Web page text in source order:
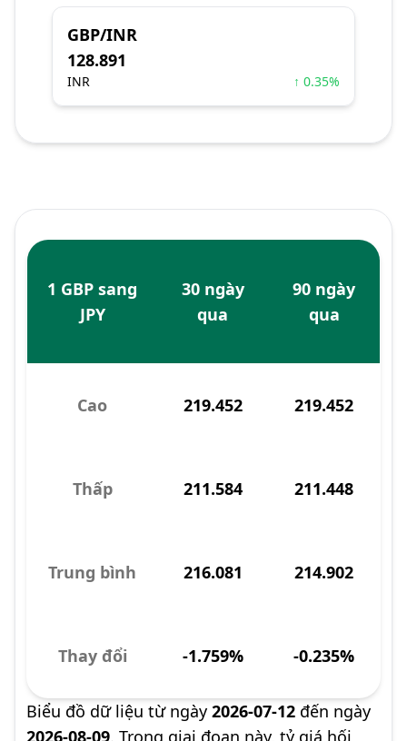
GBP/INR
128.891
INR ↑ 0.35%
1 GBP sang
JPY
30 ngày
qua
90 ngày
qua
Cao 219.452 219.452
Thấp 211.584 211.448
Trung bình 216.081 214.902
Thay đổi -1.759% -0.235%
Biểu đồ dữ liệu từ ngày 2026-07-12 đến ngày
2026-08-09. Trong giai đoạn này, tỷ giá hối